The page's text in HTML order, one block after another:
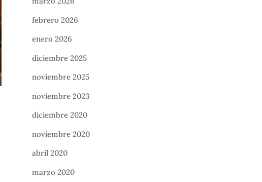
febrero 2026
enero 2026
diciembre 2025
noviembre 2025
noviembre 2023
diciembre 2020
noviembre 2020
abril 2020
marzo 2020